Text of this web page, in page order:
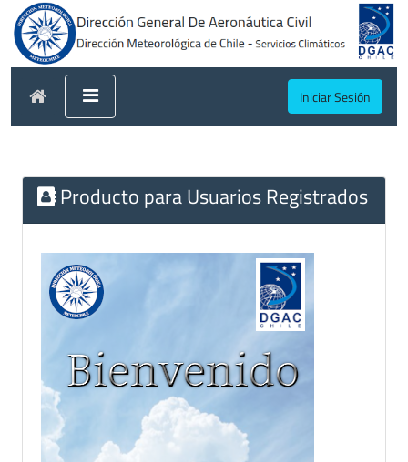
Iniciar Sesión
Producto para Usuarios Registrados